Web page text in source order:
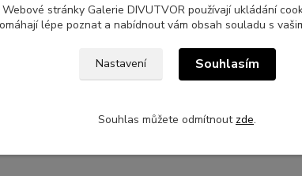
v kategoriích
Webové stránky Galerie DIVUTVOR používají ukládání
lépe poznat a nabídnout vám obsah souladu s
Nastavení Souhlasím
Souhlas můžete odmítnout zde.